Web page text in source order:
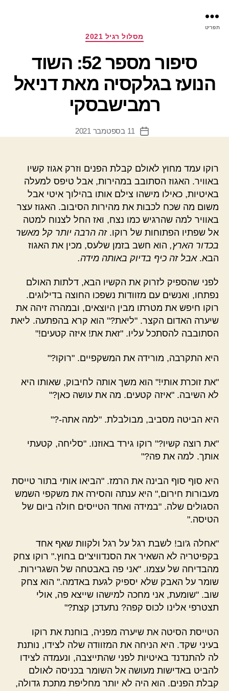
תפריט
קטגוריותמסלול רגיל 2021
סיפור מספר 52: השוד
הנועז בגלקסיה מאת דניאל
רמבישבסקי
תאריך
11 בספטמבר 2021
רוקו עמד מחוץ לאולם קבלת הפנים וזרק אגוז קשיו
באוויר. האגוז הסתובב במהירות, אבל טיפס למעלה
באיטיות, כאילו מישהו צילם אותו בהילוך איטי אבל
משום מה שכח לכבות את מהירות הסיבוב. האגוז עצר
באוויר למה שהרגיש כמו נצח, ואז החל לצנוח למטה
אל שפתיו הפתוחות של רוקו.זה הרבה יותר קל מאשר
בכדור הארץ, הוא חשב בזמן שלעס, מכין את האגוז
הבא.אבל זה כיף בדיוק באותה מידה.
לפני שהספיק לזרוק את הקשיו הבא, דלתות האולם
נפתחו, ואנשים עם מזוודות נשפכו החוצה בדילוגים.
רוקו חיפש את מטרתו מבין היוצאים, ובמהרה זיהה את
שיערה האדום הקצר. "ליאת?" הוא קרא בהפתעה. ליאת
הסתובבה להסתכל עליו. "זאת את! איזה קטעים!"
היא התקרבה, מורידה את המשקפיים. "רוקו?"
"את זוכרת אותי!" הוא משך אותה לחיבוק, שאותו היא
לא השיבה. "איזה קטעים. מה את עושה כאן?"
היא הביטה מסביב, מבולבלת. "למה אתה-?"
"את רוצה קשיו?" רוקו גירד באוזנו. "סליחה, קטעתי
אותך. למה את פה?"
היא סוף סוף הבינה את הרמז. "הביאו אותי בתור טייסת
מעבורות חירום," היא ענתה והסירה את משקפי השמש
הסגולים שלה. "במידה ואחד הטייסים חולה ביום של
הטיסה."
"אחלה ג'וב! לשבת רגל על רגל ולקוות שאף אחד
בקפיטריה לא השאיר את הסנדוויצ'ים בחוץ." רוקו צחק
מהבדיחה של עצמו. "אני פה באבטחה של השגרירות.
שומר על האבק שלא יספיק לגעת באדמה." הוא צחק
שוב. "שומעת, אני מחכה למישהו שייצא פה, אולי
תצטרפי אלינו לכוס קפה? נתעדכן קצת?"
הטייסת הסיטה את שיערה מפניה, בוחנת את רוקו
בעיני שקד. היא הניחה את המזוודה שלה לצידו, נותנת
לה להתנדנד באיטיות לפני שהתייצבה, ונעמדה לצידו
להביט באדישות מעושה אל השומר בכניסה לאולם
קבלת הפנים. הוא היה לא יותר מחליפת מתכת גדולה,